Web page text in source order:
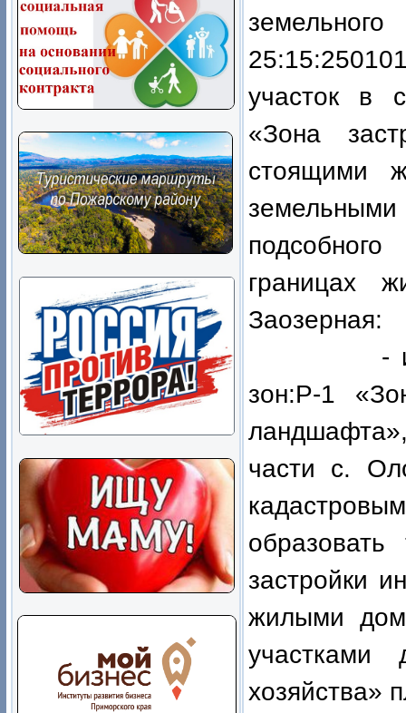
участок в
«Зона
стоящими
границах
Заозерная:
-
зон:Р-1
части с.
застройки
жилыми
участками
хозяйства»